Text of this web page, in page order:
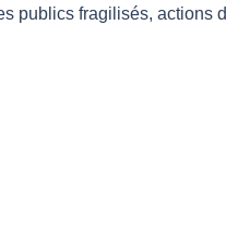
publics fragilisés, actions